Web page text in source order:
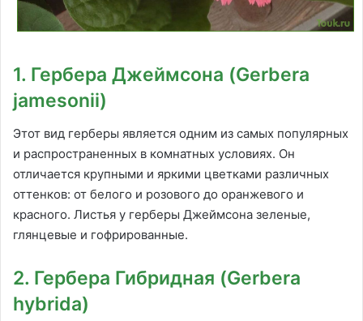
1. Гербера Джеймсона (Gerbera
jamesonii)
Этот вид герберы является одним из самых популярных
и распространенных в комнатных условиях. Он
отличается крупными и яркими цветками различных
оттенков: от белого и розового до оранжевого и
красного. Листья у герберы Джеймсона зеленые,
глянцевые и гофрированные.
2. Гербера Гибридная (Gerbera
hybrida)